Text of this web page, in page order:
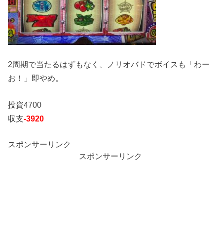
2周期で当たるはずもなく、ノリオバドでボイスも「わー
お！」即やめ。
投資4700
収支-3920
スポンサーリンク
スポンサーリンク